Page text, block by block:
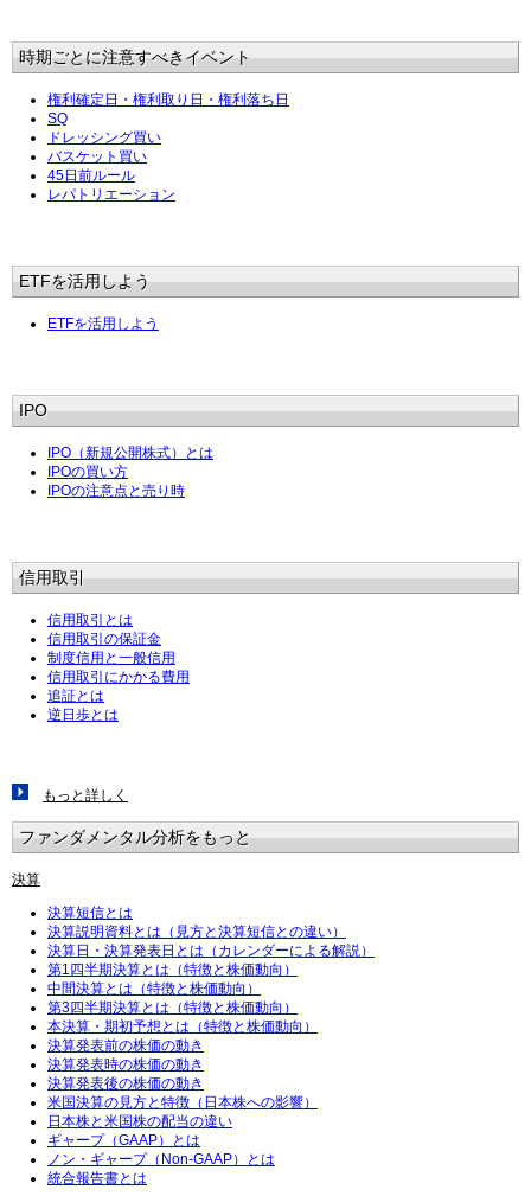
時期ごとに注意すべきイベント
権利確定日・権利取り日・権利落ち日
SQ
ドレッシング買い
バスケット買い
45日前ルール
レパトリエーション
ETFを活用しよう
ETFを活用しよう
IPO
IPO（新規公開株式）とは
IPOの買い方
IPOの注意点と売り時
信用取引
信用取引とは
信用取引の保証金
制度信用と一般信用
信用取引にかかる費用
追証とは
逆日歩とは
もっと詳しく
ファンダメンタル分析をもっと
決算
決算短信とは
決算説明資料とは（見方と決算短信との違い）
決算日・決算発表日とは（カレンダーによる解説）
第1四半期決算とは（特徴と株価動向）
中間決算とは（特徴と株価動向）
第3四半期決算とは（特徴と株価動向）
本決算・期初予想とは（特徴と株価動向）
決算発表前の株価の動き
決算発表時の株価の動き
決算発表後の株価の動き
米国決算の見方と特徴（日本株への影響）
日本株と米国株の配当の違い
ギャープ（GAAP）とは
ノン・ギャープ（Non-GAAP）とは
統合報告書とは